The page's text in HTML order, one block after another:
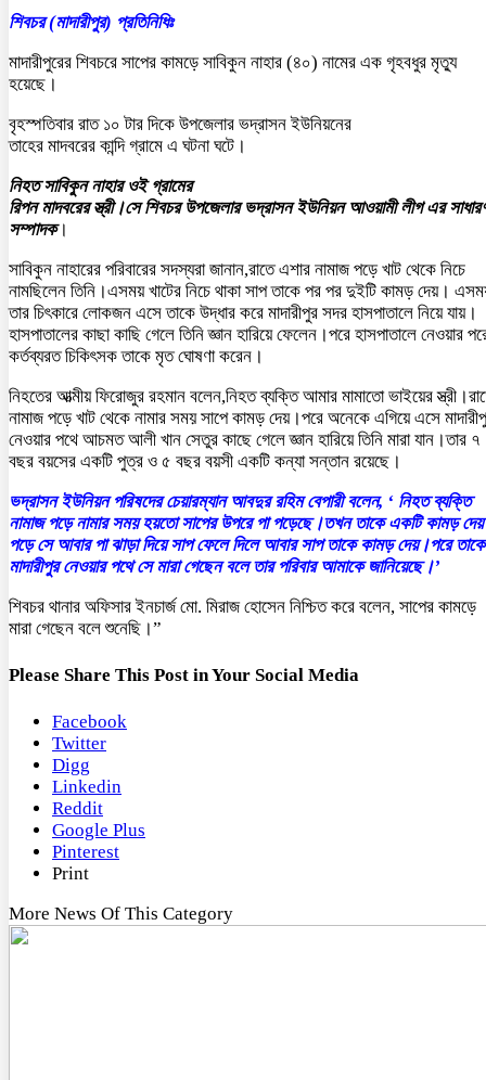
শিবচর (মাদারীপুর) প্রতিনিধিঃ
মাদারীপুরের শিবচরে সাপের কামড়ে সাবিকুন নাহার (৪০) নামের এক গৃহবধুর মৃত্যু
হয়েছে।
বৃহস্পতিবার রাত ১০ টার দিকে উপজেলার ভদ্রাসন ইউনিয়নের
তাহের মাদবরের কান্দি গ্রামে এ ঘটনা ঘটে।
নিহত সাবিকুন নাহার ওই গ্রামের
রিপন মাদবরের স্ত্রী।সে শিবচর উপজেলার ভদ্রাসন ইউনিয়ন আওয়ামী লীগ এর
সম্পাদক।
সাবিকুন নাহারের পরিবারের সদস্যরা জানান,রাতে এশার নামাজ পড়ে খাট থেকে নিচে
নামছিলেন তিনি।এসময় খাটের নিচে থাকা সাপ তাকে পর পর দুইটি কামড় দেয়।
তার চিৎকারে লোকজন এসে তাকে উদ্ধার করে মাদারীপুর সদর হাসপাতালে নিয়ে যায়।
হাসপাতালের কাছা কাছি গেলে তিনি জ্ঞান হারিয়ে ফেলেন।পরে হাসপাতালে নেওয়ার
কর্তব্যরত চিকিৎসক তাকে মৃত ঘোষণা করেন।
নিহতের আত্মীয় ফিরোজুর রহমান বলেন,নিহত ব্যক্তি আমার মামাতো ভাইয়ের
নামাজ পড়ে খাট থেকে নামার সময় সাপে কামড় দেয়।পরে অনেকে এগিয়ে এসে
নেওয়ার পথে আচমত আলী খান সেতুর কাছে গেলে জ্ঞান হারিয়ে তিনি মারা যান।তার ৭
বছর বয়সের একটি পুত্র ও ৫ বছর বয়সী একটি কন্যা সন্তান রয়েছে।
ভদ্রাসন ইউনিয়ন পরিষদের চেয়ারম্যান আবদুর রহিম বেপারী বলেন, ‘ নিহত ব্যক্তি
নামাজ পড়ে নামার সময় হয়তো সাপের উপরে পা পড়েছে।তখন তাকে একটি কামড়
পড়ে সে আবার পা ঝাড়া দিয়ে সাপ ফেলে দিলে আবার সাপ তাকে কামড় দেয়।পরে তাকে
মাদারীপুর নেওয়ার পথে সে মারা গেছেন বলে তার পরিবার আমাকে জানিয়েছে।’
শিবচর থানার অফিসার ইনচার্জ মো. মিরাজ হোসেন নিশ্চিত করে বলেন, সাপের কামড়ে
মারা গেছেন বলে শুনেছি।”
Please Share This Post in Your Social Media
Facebook
Twitter
Digg
Linkedin
Reddit
Google Plus
Pinterest
Print
More News Of This Category